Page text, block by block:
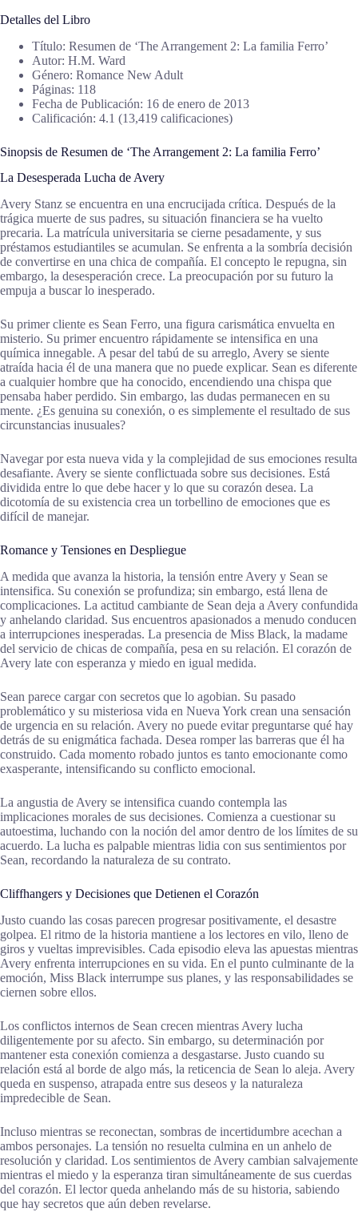
Detalles del Libro
Título: Resumen de ‘The Arrangement 2: La familia Ferro’
Autor: H.M. Ward
Género: Romance New Adult
Páginas: 118
Fecha de Publicación: 16 de enero de 2013
Calificación: 4.1 (13,419 calificaciones)
Sinopsis de Resumen de ‘The Arrangement 2: La familia Ferro’
La Desesperada Lucha de Avery
Avery Stanz se encuentra en una encrucijada crítica. Después de la
trágica muerte de sus padres, su situación financiera se ha vuelto
precaria. La matrícula universitaria se cierne pesadamente, y sus
préstamos estudiantiles se acumulan. Se enfrenta a la sombría decisión
de convertirse en una chica de compañía. El concepto le repugna, sin
embargo, la desesperación crece. La preocupación por su futuro la
empuja a buscar lo inesperado.
Su primer cliente es Sean Ferro, una figura carismática envuelta en
misterio. Su primer encuentro rápidamente se intensifica en una
química innegable. A pesar del tabú de su arreglo, Avery se siente
atraída hacia él de una manera que no puede explicar. Sean es diferente
a cualquier hombre que ha conocido, encendiendo una chispa que
pensaba haber perdido. Sin embargo, las dudas permanecen en su
mente. ¿Es genuina su conexión, o es simplemente el resultado de sus
circunstancias inusuales?
Navegar por esta nueva vida y la complejidad de sus emociones resulta
desafiante. Avery se siente conflictuada sobre sus decisiones. Está
dividida entre lo que debe hacer y lo que su corazón desea. La
dicotomía de su existencia crea un torbellino de emociones que es
difícil de manejar.
Romance y Tensiones en Despliegue
A medida que avanza la historia, la tensión entre Avery y Sean se
intensifica. Su conexión se profundiza; sin embargo, está llena de
complicaciones. La actitud cambiante de Sean deja a Avery confundida
y anhelando claridad. Sus encuentros apasionados a menudo conducen
a interrupciones inesperadas. La presencia de Miss Black, la madame
del servicio de chicas de compañía, pesa en su relación. El corazón de
Avery late con esperanza y miedo en igual medida.
Sean parece cargar con secretos que lo agobian. Su pasado
problemático y su misteriosa vida en Nueva York crean una sensación
de urgencia en su relación. Avery no puede evitar preguntarse qué hay
detrás de su enigmática fachada. Desea romper las barreras que él ha
construido. Cada momento robado juntos es tanto emocionante como
exasperante, intensificando su conflicto emocional.
La angustia de Avery se intensifica cuando contempla las
implicaciones morales de sus decisiones. Comienza a cuestionar su
autoestima, luchando con la noción del amor dentro de los límites de su
acuerdo. La lucha es palpable mientras lidia con sus sentimientos por
Sean, recordando la naturaleza de su contrato.
Cliffhangers y Decisiones que Detienen el Corazón
Justo cuando las cosas parecen progresar positivamente, el desastre
golpea. El ritmo de la historia mantiene a los lectores en vilo, lleno de
giros y vueltas imprevisibles. Cada episodio eleva las apuestas mientras
Avery enfrenta interrupciones en su vida. En el punto culminante de la
emoción, Miss Black interrumpe sus planes, y las responsabilidades se
ciernen sobre ellos.
Los conflictos internos de Sean crecen mientras Avery lucha
diligentemente por su afecto. Sin embargo, su determinación por
mantener esta conexión comienza a desgastarse. Justo cuando su
relación está al borde de algo más, la reticencia de Sean lo aleja. Avery
queda en suspenso, atrapada entre sus deseos y la naturaleza
impredecible de Sean.
Incluso mientras se reconectan, sombras de incertidumbre acechan a
ambos personajes. La tensión no resuelta culmina en un anhelo de
resolución y claridad. Los sentimientos de Avery cambian salvajemente
mientras el miedo y la esperanza tiran simultáneamente de sus cuerdas
del corazón. El lector queda anhelando más de su historia, sabiendo
que hay secretos que aún deben revelarse.